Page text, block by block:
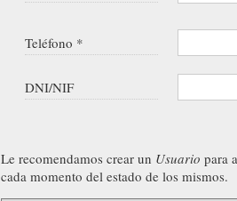
Teléfono *
DNI/NIF
Le recomendamos crear un Usuario para
cada momento del estado de los mismos.